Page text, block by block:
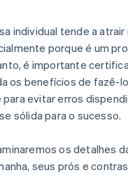
individual tende a atrair
porque é um
é importante
os benefícios de fazê-
evitar erros
sólida para o sucesso.
os detalhes
seus prós e